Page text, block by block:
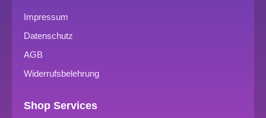
Impressum
Datenschutz
AGB
Widerrufsbelehrung
Shop Services